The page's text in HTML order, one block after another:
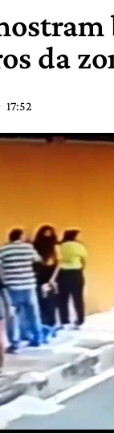
da
17:52